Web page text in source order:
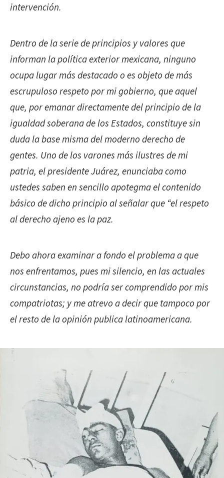
intervención.
Dentro de la serie de principios y valores que
informan la política exterior mexicana, ninguno
ocupa lugar más destacado o es objeto de más
escrupuloso respeto por mi gobierno, que aquel
que, por emanar directamente del principio de la
igualdad soberana de los Estados, constituye sin
duda la base misma del moderno derecho de
gentes. Uno de los varones más ilustres de mi
patria, el presidente Juárez, enunciaba como
ustedes saben en sencillo apotegma el contenido
básico de dicho principio al señalar que “el respeto
al derecho ajeno es la paz.
Debo ahora examinar a fondo el problema a que
nos enfrentamos, pues mi silencio, en las actuales
circunstancias, no podría ser comprendido por mis
compatriotas; y me atrevo a decir que tampoco por
el resto de la opinión publica latinoamericana.